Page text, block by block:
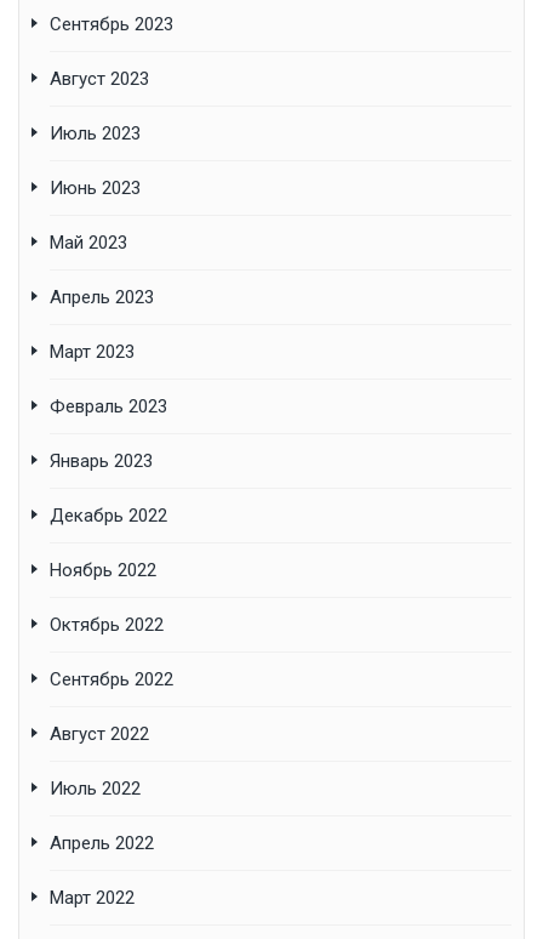
Сентябрь 2023
Август 2023
Июль 2023
Июнь 2023
Май 2023
Апрель 2023
Март 2023
Февраль 2023
Январь 2023
Декабрь 2022
Ноябрь 2022
Октябрь 2022
Сентябрь 2022
Август 2022
Июль 2022
Апрель 2022
Март 2022